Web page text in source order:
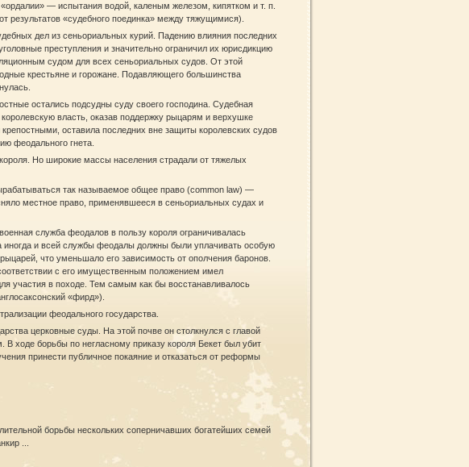
— испытания водой, каленым железом, кипятком и т. п.
«судебного поединка» между тяжущимися).
дел из сеньориальных курий. Падению влияния последних
преступления и значительно ограничил их юрисдикцию
судом для всех сеньориальных судов. От этой
крестьяне и горожане. Подавляющего большинства
остались подсудны суду своего господина. Судебная
власть, оказав поддержку рыцарям и верхушке
оставила последних вне защиты королевских судов
феодального гнета.
Но широкие массы населения страдали от тяжелых
так называемое общее право (common law) —
местное право, применявшееся в сеньориальных судах и
служба феодалов в пользу короля ограничивалась
и всей службы феодалы должны были уплачивать особую
что уменьшало его зависимость от ополчения баронов.
с его имущественным положением имел
участия в походе. Тем самым как бы восстанавливалось
«фирд»).
феодального государства.
церковные суды. На этой почве он столкнулся с главой
ходе борьбы по негласному приказу короля Бекет был убит
принести публичное покаяние и отказаться от реформы
борьбы нескольких соперничавших богатейших семей
...